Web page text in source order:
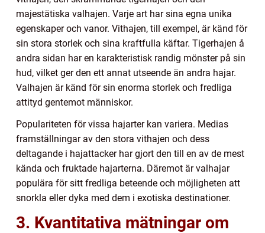
majestätiska valhajen. Varje art har sina egna unika
egenskaper och vanor. Vithajen, till exempel, är känd för
sin stora storlek och sina kraftfulla käftar. Tigerhajen å
andra sidan har en karakteristisk randig mönster på sin
hud, vilket ger den ett annat utseende än andra hajar.
Valhajen är känd för sin enorma storlek och fredliga
attityd gentemot människor.
Populariteten för vissa hajarter kan variera. Medias
framställningar av den stora vithajen och dess
deltagande i hajattacker har gjort den till en av de mest
kända och fruktade hajarterna. Däremot är valhajar
populära för sitt fredliga beteende och möjligheten att
snorkla eller dyka med dem i exotiska destinationer.
3. Kvantitativa mätningar om